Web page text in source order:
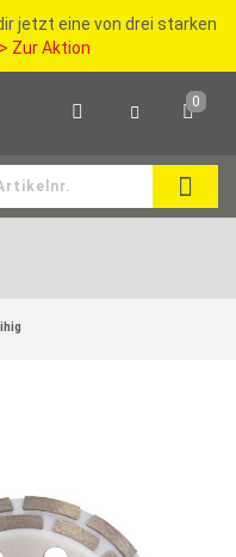
jetzt eine von drei starken
Zur Aktion
0